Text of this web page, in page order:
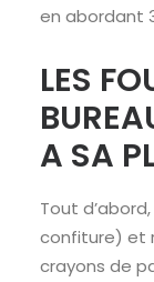
en abordant
LES
A SA
Tout d’abord,
confiture) et
crayons de